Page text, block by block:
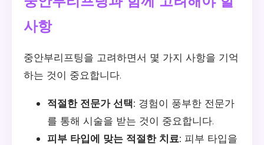
사항
중안부리프팅을 고려하면서 몇 가지 사항을 기억
하는 것이 중요합니다.
적절한 전문가 선택: 경험이 풍부한 전문가
를 통해 시술을 받는 것이 중요합니다.
피부 타입에 맞는 적절한 치료: 피부 타입을